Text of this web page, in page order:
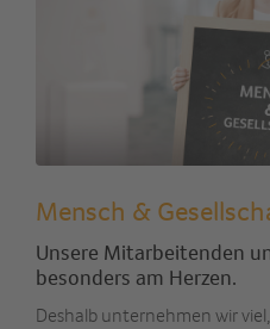
Mensch &
Unsere Mitarbeitenden
besonders am Herzen.
Deshalb unternehmen wir